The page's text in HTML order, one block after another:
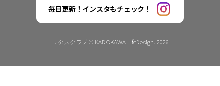
毎日更新！インスタもチェック！
レタスクラブ © KADOKAWA LifeDesign. 2026